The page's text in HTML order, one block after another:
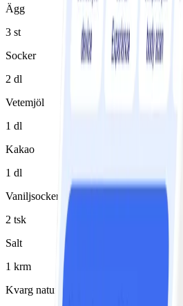
Ägg
3 st
Socker
2 dl
Vetemjöl
1 dl
Kakao
1 dl
Vaniljsocker
2 tsk
Salt
1 krm
Kvarg naturell 1%